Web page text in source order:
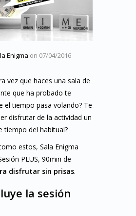
Enigma on 07/04/2016
vez que haces una sala de
que ha probado te
el tiempo pasa volando? Te
disfrutar de la actividad un
tiempo del habitual?
estos, Sala Enigma
PLUS, 90min de
disfrutar sin prisas.
la sesión